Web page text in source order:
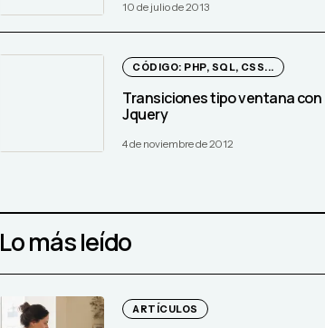
10 de julio de 2013
CÓDIGO: PHP, SQL, CSS...
Transiciones tipo ventana con
Jquery
4 de noviembre de 2012
Lo más leído
ARTÍCULOS